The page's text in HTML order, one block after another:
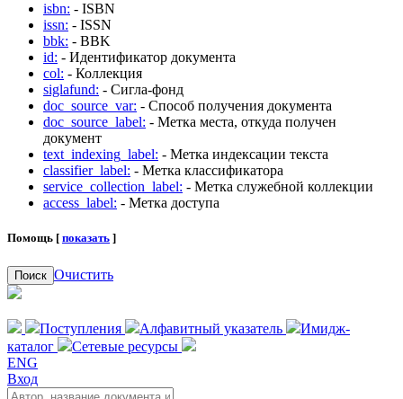
isbn: - ISBN
issn: - ISSN
bbk: - BBK
id: - Идентификатор документа
col: - Коллекция
siglafund: - Сигла-фонд
doc_source_var: - Способ получения документа
doc_source_label: - Метка места, откуда получен
документ
text_indexing_label: - Метка индексации текста
classifier_label: - Метка классификатора
service_collection_label: - Метка служебной коллекции
access_label: - Метка доступа
Помощь [ показать ]
Поиск Очистить
Поступления Алфавитный указатель
Имидж-
каталог
Сетевые ресурсы
ENG
Вход